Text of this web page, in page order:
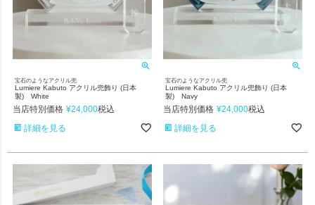
宝石のようなアクリル兜
Lumiere Kabuto アクリル兜飾り (日本
製) White
当店特別価格 ¥24,000税込
詳細を見る
宝石のようなアクリル兜
Lumiere Kabuto アクリル兜飾り (日本
製) Navy
当店特別価格 ¥24,000税込
詳細を見る